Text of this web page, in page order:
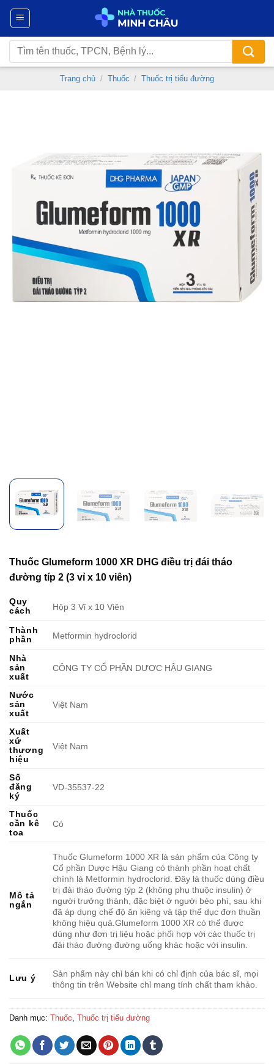
Chuyển
nội
dung
Tìm
kiếm:
Trang chủ / Thuốc / Thuốc trị tiểu đường
Thuốc Glumeform 1000 XR DHG điều trị đái tháo
đường típ 2 (3 vỉ x 10 viên)
Quy
cách
Hộp 3 Vỉ x 10 Viên
Thành
phần
Metformin hydroclorid
Nhà
sản
xuất
CÔNG TY CỔ PHẦN DƯỢC HẬU GIANG
Nước
sản
xuất
Việt Nam
Xuất
xứ
thương
hiệu
Việt Nam
Số
đăng
ký
VD-35537-22
Thuốc
cần kê
toa
Có
Mô tả
ngắn
Thuốc Glumeform 1000 XR là sản phẩm của Công ty
Cổ phần Dược Hậu Giang có thành phần hoạt chất
chính là Metformin hydroclorid. Đây là thuốc dùng điều
trị đái tháo đường týp 2 (không phụ thuộc insulin) ở
người trưởng thành, đặc biệt ở người béo phì, sau khi
đã áp dụng chế độ ăn kiêng và tập thể dục đơn thuần
không hiệu quả.Glumeform 1000 XR có thể được
dùng như đơn trị liệu hoặc phối hợp với các thuốc trị
đái tháo đường đường uống khác hoặc với insulin.
Lưu ý
Sản phẩm này chỉ bán khi có chỉ định của bác sĩ, mọi
thông tin trên Website chỉ mang tính chất tham khảo.
Danh mục: Thuốc, Thuốc trị tiểu đường